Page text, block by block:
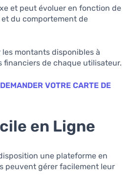
et peut évoluer en fonction de
du comportement de
les montants disponibles à
financiers de chaque utilisateur.
VOTRE CARTE DE
en Ligne
une plateforme en
peuvent gérer facilement leur